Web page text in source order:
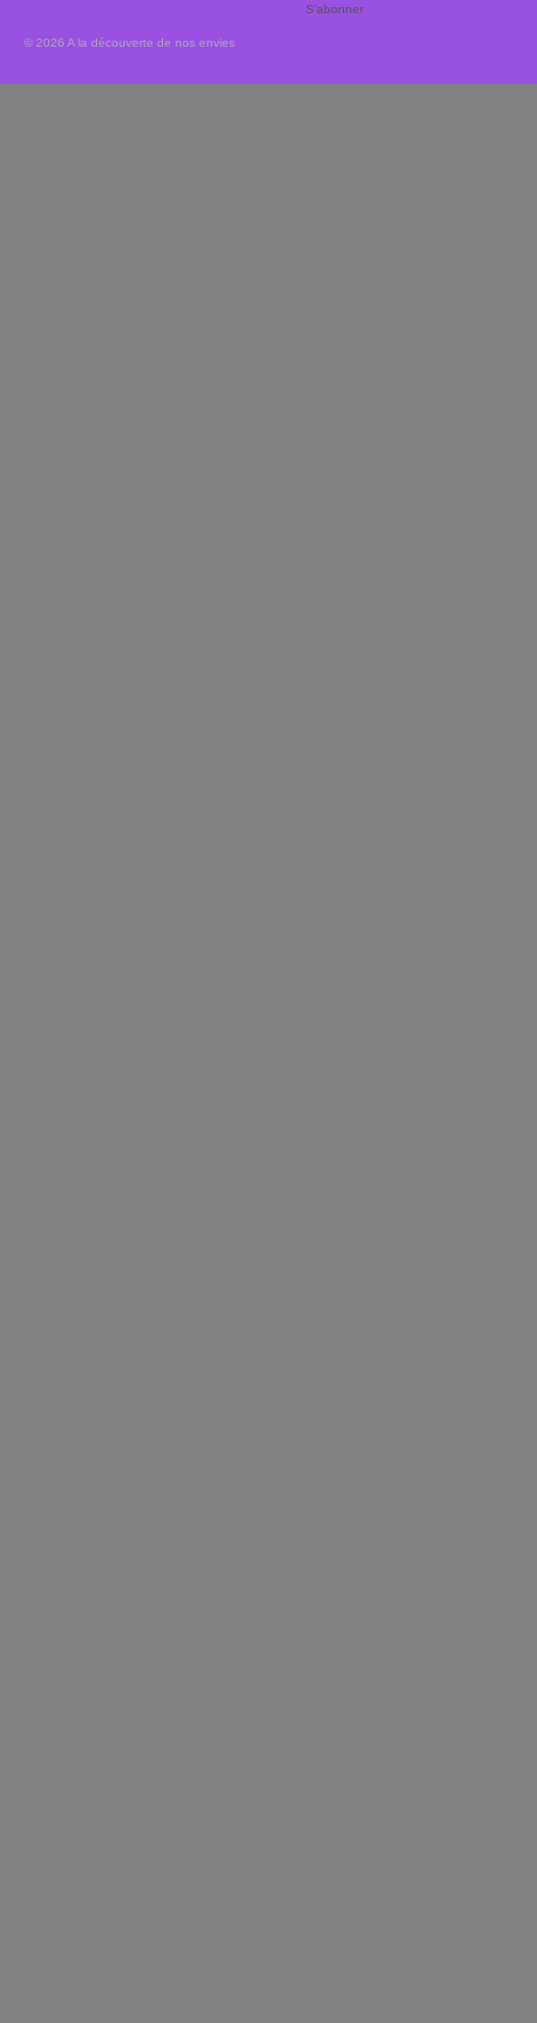
S’abonner
© 2026 A la découverte de nos envies